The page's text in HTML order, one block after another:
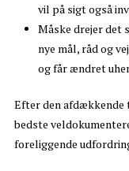
vil på sigt også
Måske drejer det
nye mål, råd og
og får ændret
Efter den afdækkende
bedste
foreliggende